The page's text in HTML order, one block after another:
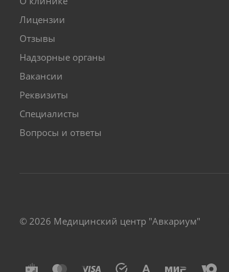
Лицензии
Отзывы
Надзорные органы
Вакансии
Реквизиты
Специалисты
Вопросы и ответы
© 2026 Медицинский центр "Авкариум"